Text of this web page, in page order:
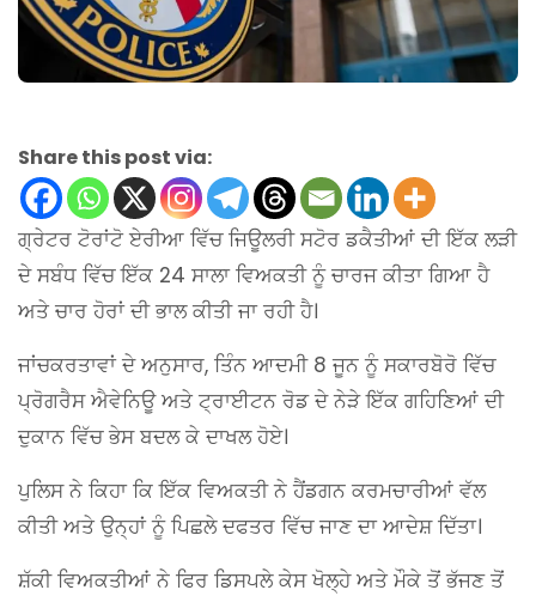
Share this post via:
ਗ੍ਰੇਟਰ ਟੋਰਾਂਟੋ ਏਰੀਆ ਵਿੱਚ ਜਿਊਲਰੀ ਸਟੋਰ ਡਕੈਤੀਆਂ ਦੀ ਇੱਕ ਲੜੀ
ਦੇ ਸਬੰਧ ਵਿੱਚ ਇੱਕ 24 ਸਾਲਾ ਵਿਅਕਤੀ ਨੂੰ ਚਾਰਜ ਕੀਤਾ ਗਿਆ ਹੈ
ਅਤੇ ਚਾਰ ਹੋਰਾਂ ਦੀ ਭਾਲ ਕੀਤੀ ਜਾ ਰਹੀ ਹੈ।
ਜਾਂਚਕਰਤਾਵਾਂ ਦੇ ਅਨੁਸਾਰ, ਤਿੰਨ ਆਦਮੀ 8 ਜੂਨ ਨੂੰ ਸਕਾਰਬੋਰੋ ਵਿੱਚ
ਪ੍ਰੋਗਰੈਸ ਐਵੇਨਿਊ ਅਤੇ ਟ੍ਰਾਈਟਨ ਰੋਡ ਦੇ ਨੇੜੇ ਇੱਕ ਗਹਿਣਿਆਂ ਦੀ
ਦੁਕਾਨ ਵਿੱਚ ਭੇਸ ਬਦਲ ਕੇ ਦਾਖਲ ਹੋਏ।
ਪੁਲਿਸ ਨੇ ਕਿਹਾ ਕਿ ਇੱਕ ਵਿਅਕਤੀ ਨੇ ਹੈਂਡਗਨ ਕਰਮਚਾਰੀਆਂ ਵੱਲ
ਕੀਤੀ ਅਤੇ ਉਨ੍ਹਾਂ ਨੂੰ ਪਿਛਲੇ ਦਫਤਰ ਵਿੱਚ ਜਾਣ ਦਾ ਆਦੇਸ਼ ਦਿੱਤਾ।
ਸ਼ੱਕੀ ਵਿਅਕਤੀਆਂ ਨੇ ਫਿਰ ਡਿਸਪਲੇ ਕੇਸ ਖੋਲ੍ਹੇ ਅਤੇ ਮੌਕੇ ਤੋਂ ਭੱਜਣ ਤੋਂ